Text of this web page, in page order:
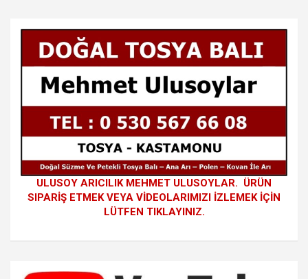
ULUSOY ARICILIK MEHMET ULUSOYLAR. ÜRÜN
SIPARİŞ ETMEK VEYA VİDEOLARIMIZI İZLEMEK İÇİN
LÜTFEN TIKLAYINIZ.